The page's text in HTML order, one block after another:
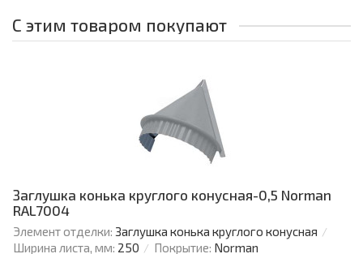
С этим товаром покупают
Заглушка конька круглого конусная-0,5 Norman
RAL7004
Элемент отделки: Заглушка конька круглого конусная
Ширина листа, мм: 250 Покрытие: Norman